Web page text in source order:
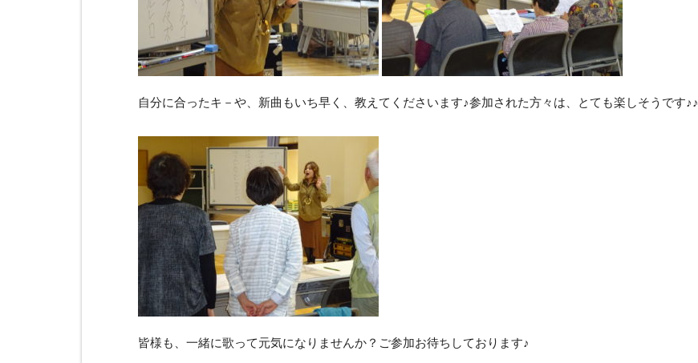
自分に合ったキ－や、新曲もいち早く、教えてくださいます♪参加された方々は、とても楽しそうです♪♪
皆様も、一緒に歌って元気になりませんか？ご参加お待ちしております♪